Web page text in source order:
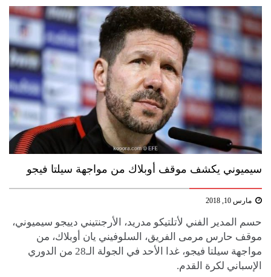
سيميوني يكشف موقف أوبلاك من مواجهة سيلتا فيجو
مارس 10, 2018
حسم المدير الفني لأتلتيكو مدريد، الأرجنتيني دييجو سيميوني،
موقف حارس مرمى الفريق، السلوفيني يان أوبلاك، من
مواجهة سيلتا فيجو، غدا الأحد في الجولة الـ28 من الدوري
الإسباني لكرة القدم.